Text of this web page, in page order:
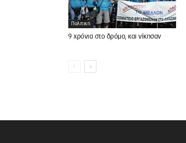
Πολιτική
9 χρόνια στο δρόμο, και νίκησαν